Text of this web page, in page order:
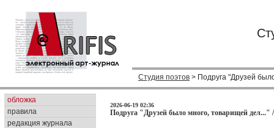
Студия поэтов > Подруга "Друзей
обложка
правила
редакция журнала
2026-06-19 02:36
Подруга "Друзей было много, товарищей